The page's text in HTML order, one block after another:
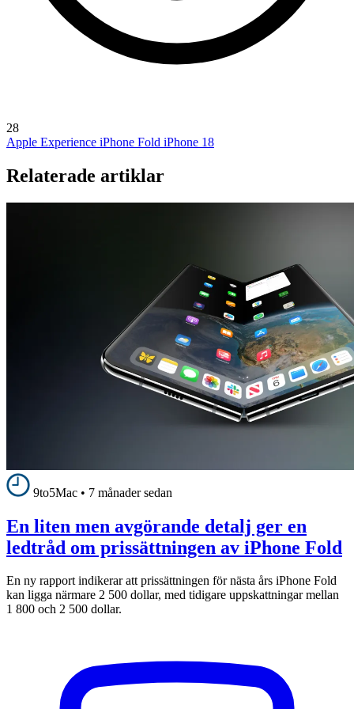
28
Apple Experience iPhone Fold iPhone 18
Relaterade artiklar
9to5Mac • 7 månader sedan
En liten men avgörande detalj ger en
ledtråd om prissättningen av iPhone Fold
En ny rapport indikerar att prissättningen för nästa års iPhone Fold
kan ligga närmare 2 500 dollar, med tidigare uppskattningar mellan
1 800 och 2 500 dollar.